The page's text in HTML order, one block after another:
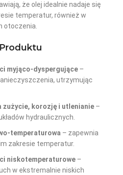
że olej idealnie nadaje się
temperatur, również w
otoczenia.
myjąco-dyspergujące –
utrzymując
zużycie, korozję i utlenianie –
hydraulicznych.
temperaturowa – zapewnia
zakresie temperatur.
niskotemperaturowe –
w ekstremalnie niskich